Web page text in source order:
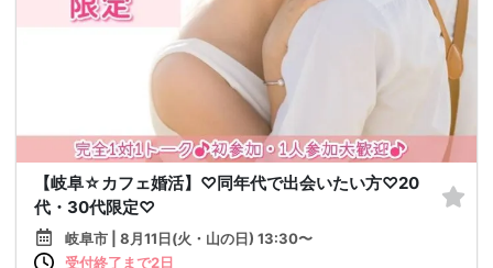
【岐阜☆カフェ婚活】♡同年代で出会いたい方♡20
代・30代限定♡
岐阜市 | 8月11日(火・山の日) 13:30〜
受付終了まで2日